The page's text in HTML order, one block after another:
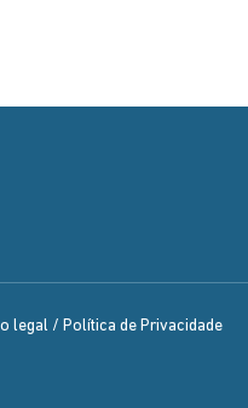
legal / Política de Privacidade